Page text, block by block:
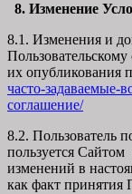
8. Изменение
8.1. Изменения и
их опубликования
часто-задаваемые-
соглашение/
8.2. Пользователь
пользуется
изменений в
как факт принятия